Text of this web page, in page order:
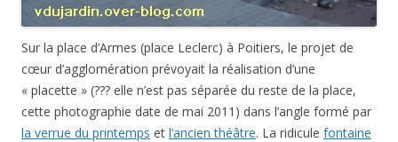
Sur la place d’Armes (place Leclerc) à Poitiers, le projet de
cœur d’agglomération prévoyait la réalisation d’une
« placette » (??? elle n’est pas séparée du reste de la place,
cette photographie date de mai 2011) dans l’angle formé par
la verrue du printemps et l’ancien théâtre. La ridicule fontaine